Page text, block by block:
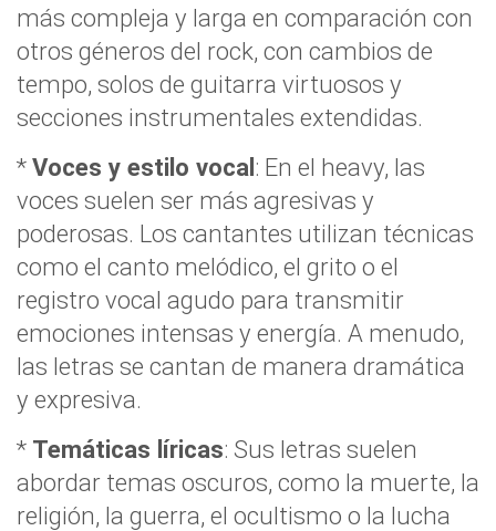
más compleja y larga en comparación con
otros géneros del rock, con cambios de
tempo, solos de guitarra virtuosos y
secciones instrumentales extendidas.
*Voces y estilo vocal: En el heavy, las
voces suelen ser más agresivas y
poderosas. Los cantantes utilizan técnicas
como el canto melódico, el grito o el
registro vocal agudo para transmitir
emociones intensas y energía. A menudo,
las letras se cantan de manera dramática
y expresiva.
* Temáticas líricas: Sus letras suelen
abordar temas oscuros, como la muerte, la
religión, la guerra, el ocultismo o la lucha